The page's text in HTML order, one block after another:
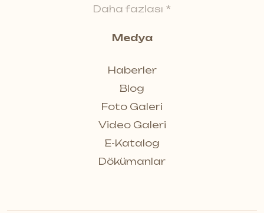
Daha fazlası *
Medya
Haberler
Blog
Foto Galeri
Video Galeri
E-Katalog
Dökümanlar